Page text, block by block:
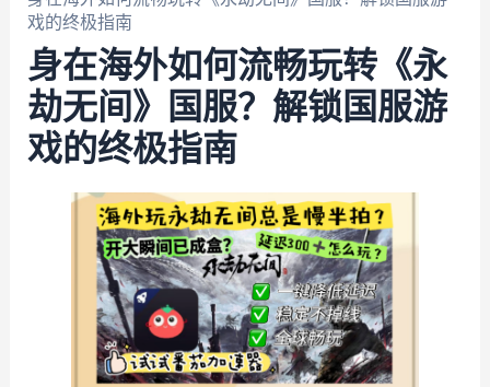
戏的终极指南
身在海外如何流畅玩转《永
劫无间》国服？解锁国服游
戏的终极指南